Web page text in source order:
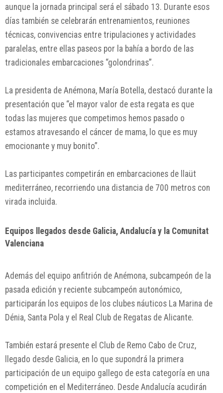
aunque la jornada principal será el sábado 13. Durante esos
días también se celebrarán entrenamientos, reuniones
técnicas, convivencias entre tripulaciones y actividades
paralelas, entre ellas paseos por la bahía a bordo de las
tradicionales embarcaciones “golondrinas”.
La presidenta de Anémona, María Botella, destacó durante la
presentación que “el mayor valor de esta regata es que
todas las mujeres que competimos hemos pasado o
estamos atravesando el cáncer de mama, lo que es muy
emocionante y muy bonito”.
Las participantes competirán en embarcaciones de llaüt
mediterráneo, recorriendo una distancia de 700 metros con
virada incluida.
Equipos llegados desde Galicia, Andalucía y la Comunitat
Valenciana
Además del equipo anfitrión de Anémona, subcampeón de la
pasada edición y reciente subcampeón autonómico,
participarán los equipos de los clubes náuticos La Marina de
Dénia, Santa Pola y el Real Club de Regatas de Alicante.
También estará presente el Club de Remo Cabo de Cruz,
llegado desde Galicia, en lo que supondrá la primera
participación de un equipo gallego de esta categoría en una
competición en el Mediterráneo. Desde Andalucía acudirán